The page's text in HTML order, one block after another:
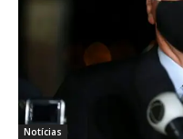
Notícias